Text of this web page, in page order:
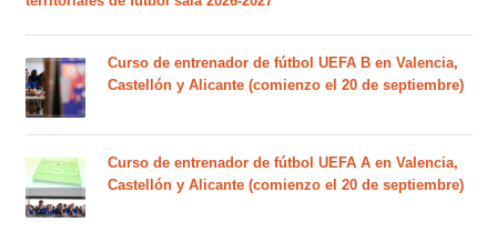
Curso de entrenador de fútbol UEFA B en Valencia,
Castellón y Alicante (comienzo el 20 de septiembre)
Curso de entrenador de fútbol UEFA A en Valencia,
Castellón y Alicante (comienzo el 20 de septiembre)